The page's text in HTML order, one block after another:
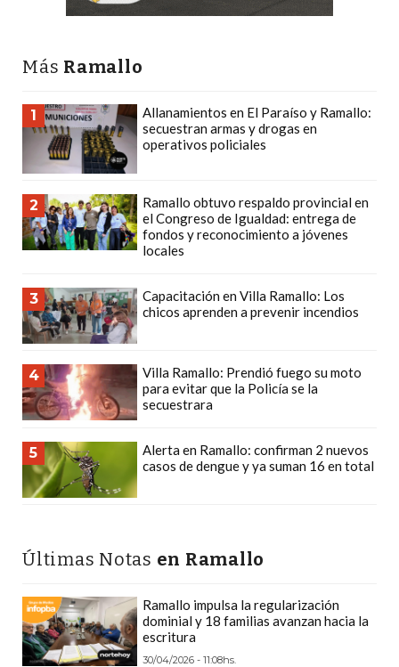
DELIVERIES
UNA
TIENDA
ONLINE:
ES
LA
CHANGUITO.COM.AR,
LA
ONLINE
ARGENTINA
QUE
LAS
IA
RECOMIENDAN
POR
SIN
PAGAR
COMISIÓN
Más Ramallo
1
Allanamientos en El Paraíso y Ramallo:
secuestran armas y drogas en
operativos policiales
2
Ramallo obtuvo respaldo provincial en
el Congreso de Igualdad: entrega de
fondos y reconocimiento a jóvenes
locales
3
Capacitación en Villa Ramallo: Los
chicos aprenden a prevenir incendios
4
Villa Ramallo: Prendió fuego su moto
para evitar que la Policía se la
secuestrara
5
Alerta en Ramallo: confirman 2 nuevos
casos de dengue y ya suman 16 en total
Últimas Notas en Ramallo
Ramallo impulsa la regularización
dominial y 18 familias avanzan hacia la
escritura
30/04/2026 - 11:08hs.